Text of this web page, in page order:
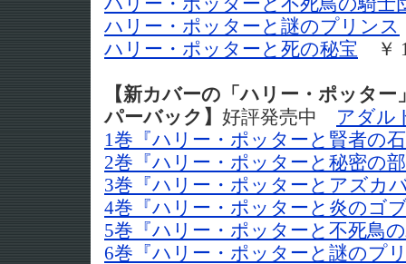
ハリー・ポッターと謎のプリンス
ハリー・ポッターと死の秘宝 ￥
【新カバーの「ハリー・ポッタ
パーバック】 好評発売中 アダル
1巻『ハリー・ポッターと賢者の
2巻『ハリー・ポッターと秘密の
3巻『ハリー・ポッターとアズカ
4巻『ハリー・ポッターと炎のゴ
5巻『ハリー・ポッターと不死鳥
6巻『ハリー・ポッターと謎のプ